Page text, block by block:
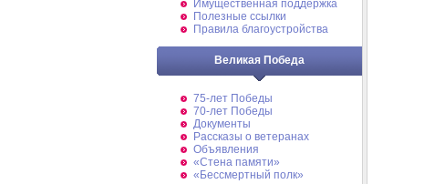
Имущественная поддержка
Полезные ссылки
Правила благоустройства
Великая Победа
75-лет Победы
70-лет Победы
Документы
Рассказы о ветеранах
Объявления
«Стена памяти»
«Бессмертный полк»